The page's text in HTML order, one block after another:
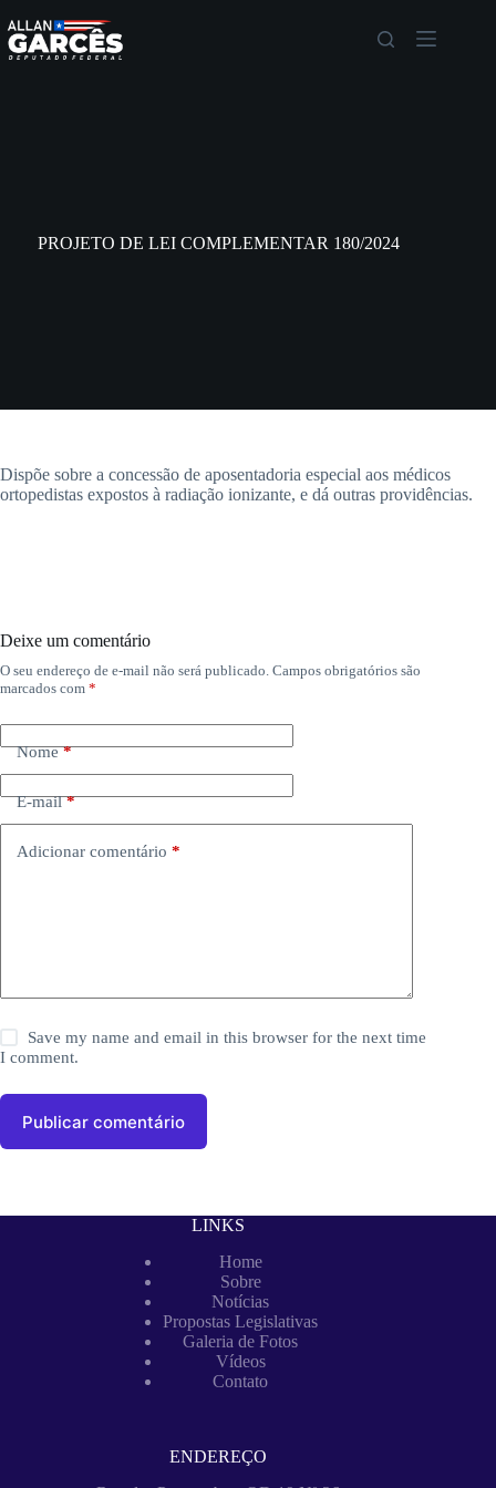
PROJETO DE LEI COMPLEMENTAR 180/2024
Dispõe sobre a concessão de aposentadoria especial aos médicos
ortopedistas expostos à radiação ionizante, e dá outras providências.
Deixe um comentário
O seu endereço de e-mail não será publicado. Campos obrigatórios são
marcados com *
Nome*
E-mail*
Adicionar comentário *
Save my name and email in this browser for the next time
I comment.
Publicar comentário
LINKS
Home
Sobre
Notícias
Propostas Legislativas
Galeria de Fotos
Vídeos
Contato
ENDEREÇO